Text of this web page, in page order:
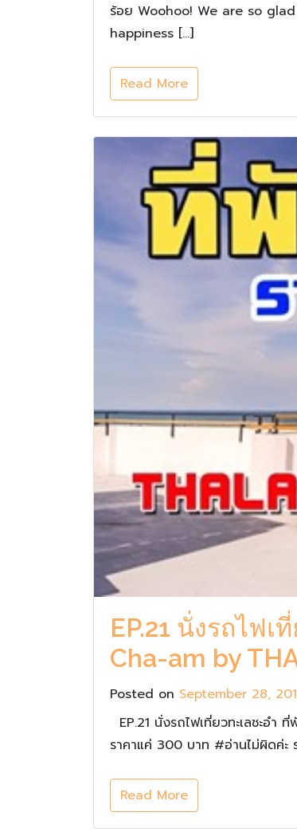
ร้อย Woohoo! We are so
happiness […]
Read More
EP.21 นั่งรถไฟ
Cha-am by
Posted on September 28,
EP.21 นั่งรถไฟเที่ยวทะเลชะอ
ราคาแค่ 300 บาท #อ่านไม่ผิดค่ะ
Read More